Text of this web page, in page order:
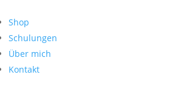
Shop
Schulungen
Über mich
Kontakt
nach:
Archive
Kontakt
Impressum
Datenschutz